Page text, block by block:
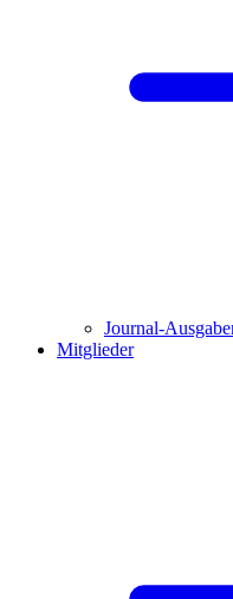
Journal-
Mitglieder